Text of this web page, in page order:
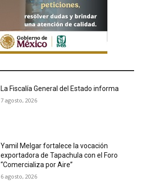
La Fiscalía General del Estado informa
7 agosto, 2026
Yamil Melgar fortalece la vocación
exportadora de Tapachula con el Foro
“Comercializa por Aire”
6 agosto, 2026